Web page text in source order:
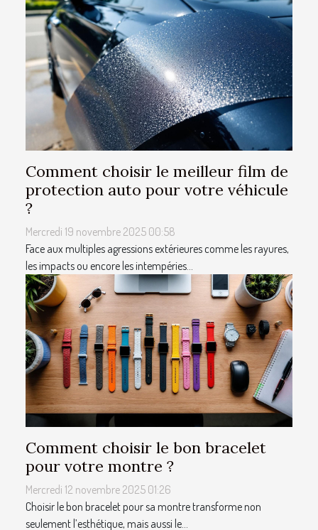
Comment choisir le meilleur film de
protection auto pour votre véhicule
?
Mercredi 19 novembre 2025 00:58
Face aux multiples agressions extérieures comme les rayures,
les impacts ou encore les intempéries...
Comment choisir le bon bracelet
pour votre montre ?
Mercredi 12 novembre 2025 01:26
Choisir le bon bracelet pour sa montre transforme non
seulement l’esthétique, mais aussi le...